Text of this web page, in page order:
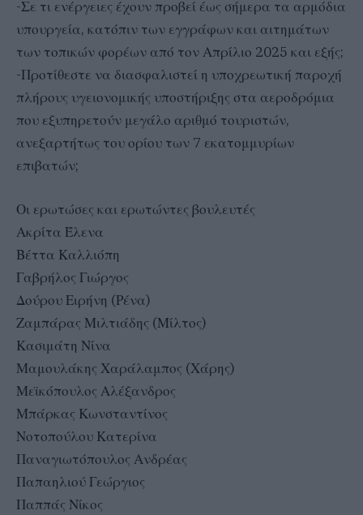
-Σε τι ενέργειες έχουν προβεί έως σήμερα τα αρμόδια
υπουργεία, κατόπιν των εγγράφων και αιτημάτων
των τοπικών φορέων από τον Απρίλιο 2025 και εξής;
-Προτίθεστε να διασφαλιστεί η υποχρεωτική παροχή
πλήρους υγειονομικής υποστήριξης στα αεροδρόμια
που εξυπηρετούν μεγάλο αριθμό τουριστών,
ανεξαρτήτως του ορίου των 7 εκατομμυρίων
επιβατών;
Οι ερωτώσες και ερωτώντες βουλευτές
Ακρίτα Έλενα
Βέττα Καλλιόπη
Γαβρήλος Γιώργος
Δούρου Ειρήνη (Ρένα)
Ζαμπάρας Μιλτιάδης (Μίλτος)
Κασιμάτη Νίνα
Μαμουλάκης Χαράλαμπος (Χάρης)
Μεϊκόπουλος Αλέξανδρος
Μπάρκας Κωνσταντίνος
Νοτοπούλου Κατερίνα
Παναγιωτόπουλος Ανδρέας
Παπαηλιού Γεώργιος
Παππάς Νίκος